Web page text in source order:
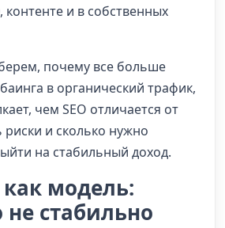
контенте и в собственных
почему все больше
в органический трафик,
чем SEO отличается от
риски и сколько нужно
на стабильный доход.
модель:
не стабильно